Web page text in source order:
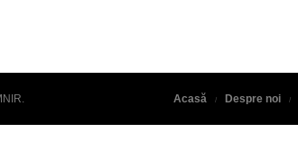
. Acasă Despre noi